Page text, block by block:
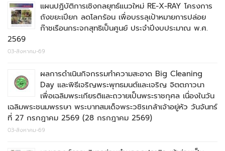
แผนปฏิบัติการเชิงกลยุทธ์แนวใหม่ RE-X-RAY โครงการ
ถังขยะเปียก ลดโลกร้อน เพื่อบรรลุเป้าหมายการปล่อย
ก๊าชเรือนกระจกสุทธิเป็นศูนย์ ประจำปีงบประมาณ พ.ศ.
2569
03-สิงหาคม-69
ผลการดำเนินกิจกรรมทำความสะอาด Big Cleaning
Day และพิธีเจริญพระพุทธมนต์และเจริญ จิตตภาวนา
เพื่อเฉลิมพระเกียรติและถวายเป็นพระราชกุศล เนื่องในวัน
เฉลิมพระชนมพรรษา พระบาทสมเด็จพระวชิรเกล้าเจ้าอยู่หัว วันจันทร์
ที่ 27 กรกฎาคม 2569 (28 กรกฎาคม 2569)
03-สิงหาคม-69